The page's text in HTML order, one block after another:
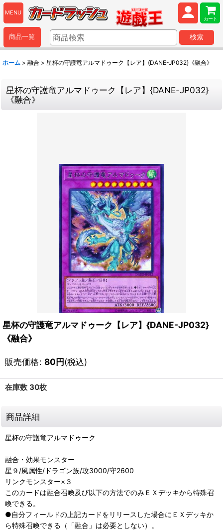
MENU
カート
商品一覧 検索
ホーム > 融合 > 星杯の守護竜アルマドゥーク【レア】{DANE-JP032}《融合》
星杯の守護竜アルマドゥーク【レア】{DANE-JP032}
《融合》
星杯の守護竜アルマドゥーク【レア】{DANE-JP032}
《融合》
販売価格: 80円(税込)
在庫数 30枚
商品詳細
星杯の守護竜アルマドゥーク
融合・効果モンスター
星９/風属性/ドラゴン族/攻3000/守2600
リンクモンスター×３
このカードは融合召喚及び以下の方法でのみＥＸデッキから特殊召
喚できる。
●自分フィールドの上記カードをリリースした場合にＥＸデッキか
ら特殊召喚できる（「融合」は必要としない）。